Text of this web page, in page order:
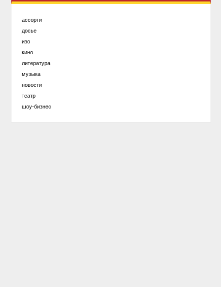
ассорти
досье
изо
кино
литература
музыка
новости
театр
шоу-бизнес